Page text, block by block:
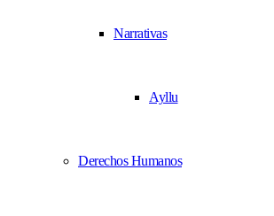
Narrativas
Ayllu
Derechos Humanos